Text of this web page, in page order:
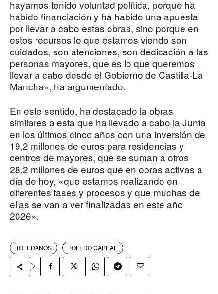
hayamos tenido voluntad política, porque ha
habido financiación y ha habido una apuesta
por llevar a cabo estas obras, sino porque en
estos recursos lo que estamos viendo son
cuidados, son atenciones, son dedicación a las
personas mayores, que es lo que queremos
llevar a cabo desde el Gobierno de Castilla-La
Mancha», ha argumentado.
En este sentido, ha destacado la obras
similares a esta que ha llevado a cabo la Junta
en los últimos cinco años con una inversión de
19,2 millones de euros para residencias y
centros de mayores, que se suman a otros
28,2 millones de euros que en obras activas a
día de hoy, «que estamos realizando en
diferentes fases y procesos y que muchas de
ellas se van a ver finalizadas en este año
2026».
TOLEDANOS TOLEDO CAPITAL